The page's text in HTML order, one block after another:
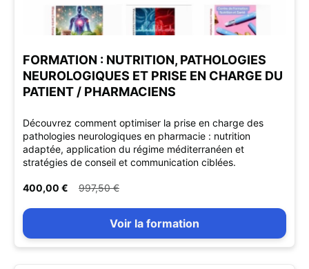
FORMATION : NUTRITION, PATHOLOGIES
NEUROLOGIQUES ET PRISE EN CHARGE DU
PATIENT / PHARMACIENS
Découvrez comment optimiser la prise en charge des
pathologies neurologiques en pharmacie : nutrition
adaptée, application du régime méditerranéen et
stratégies de conseil et communication ciblées.
400,00 € 997,50 €
Voir la formation